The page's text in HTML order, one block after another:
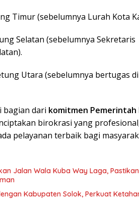
Timur (sebelumnya Lurah Kota
Selatan (sebelumnya Sekretaris
Utara (sebelumnya bertugas di
bagian dari komitmen Pemerintah
birokrasi yang
pelayanan terbaik bagi
Jalan Wala Kuba Way Laga,
Kabupaten Solok, Perkuat